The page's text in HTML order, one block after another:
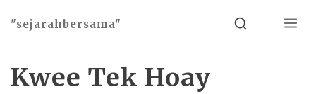
"sejarahbersama" Search Menu
Kwee Tek Hoay